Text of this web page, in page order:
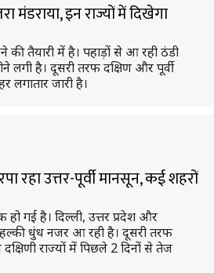
मंडराया, इन राज्यों में दिखेगा
की तैयारी में है। पहाड़ों से आ रही ठंडी
लगी है। दूसरी तरफ दक्षिण और पूर्वी
लगातार जारी है।
रहा उत्तर-पूर्वी मानसून, कई शहरों
हो गई है। दिल्ली, उत्तर प्रदेश और
धुंध नजर आ रही है। दूसरी तरफ
राज्यों में पिछले 2 दिनों से तेज